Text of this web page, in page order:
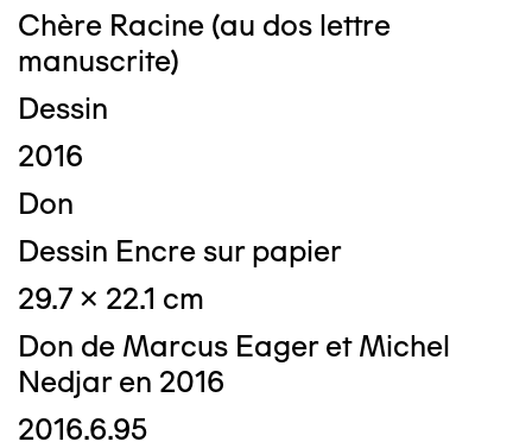
Chère Racine (au dos lettre
manuscrite)
Dessin
2016
Don
Dessin Encre sur papier
29.7 x 22.1 cm
Don de Marcus Eager et Michel
Nedjar en 2016
2016.6.95